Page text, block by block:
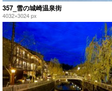
357_雪の城崎温泉街
4032×3024 px